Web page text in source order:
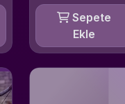
Sepete
Ekle